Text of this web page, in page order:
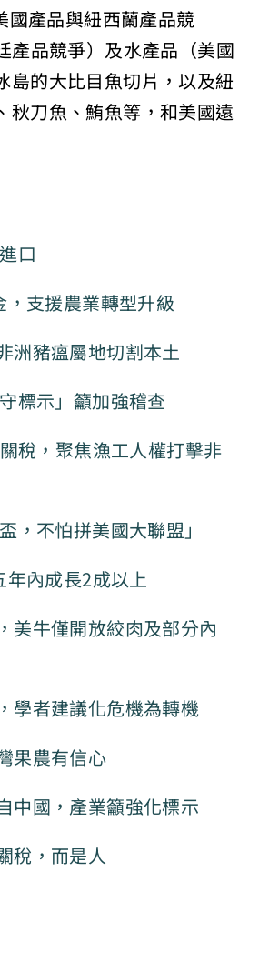
產品與紐西蘭產品競
品競爭）及水產品（美國
的大比目魚切片，以及紐
刀魚、鮪魚等，和美國遠
口
支援農業轉型升級
豬瘟屬地切割本土
標示」籲加強稽查
稅，聚焦漁工人權打擊非
不怕拼美國大聯盟」
內成長2成以上
牛僅開放絞肉及部分內
者建議化危機為轉機
果農有信心
國，產業籲強化標示
稅，而是人